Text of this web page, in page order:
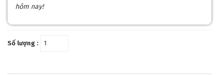
hôm nay!
Số lượng :